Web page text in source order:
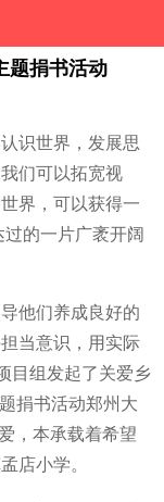
题捐书活动
识世界，发展思
们可以拓宽视
界，可以获得一
的一片广袤开阔
他们养成良好的
当意识，用实际
目组发起了关爱乡
捐书活动郑州大
，本承载着希望
店小学。